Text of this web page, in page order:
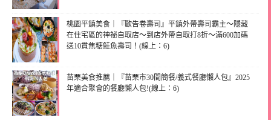
桃園平鎮美食｜『歐告卷壽司』平鎮外帶壽司霸主～隱藏
在住宅區的神祕自取店～到店外帶自取打8折～滿600加碼
送10貫焦糖鮭魚壽司！(線上：6)
苗栗美食推薦｜『苗栗市30間簡餐/義式餐廳懶人包』2025
年適合聚會的餐廳懶人包!(線上：6)